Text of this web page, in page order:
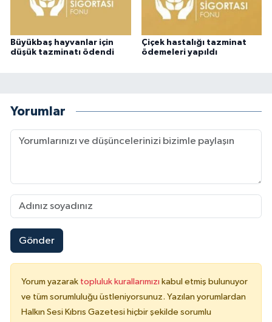
Büyükbaş hayvanlar için
düşük tazminatı ödendi
Çiçek hastalığı tazminat
ödemeleri yapıldı
Yorumlar
Gönder
Yorum yazarak topluluk kurallarımızı kabul etmiş bulunuyor
ve tüm sorumluluğu üstleniyorsunuz. Yazılan yorumlardan
Halkın Sesi Kıbrıs Gazetesi hiçbir şekilde sorumlu